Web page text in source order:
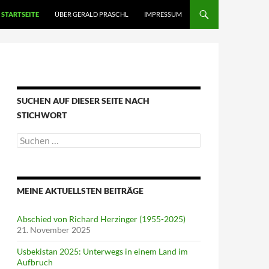
STARTSEITE ÜBER GERALD PRASCHL IMPRESSUM
SUCHEN AUF DIESER SEITE NACH
STICHWORT
Suche
nach:
MEINE AKTUELLSTEN BEITRÄGE
Abschied von Richard Herzinger (1955-2025)
21. November 2025
Usbekistan 2025: Unterwegs in einem Land im
Aufbruch